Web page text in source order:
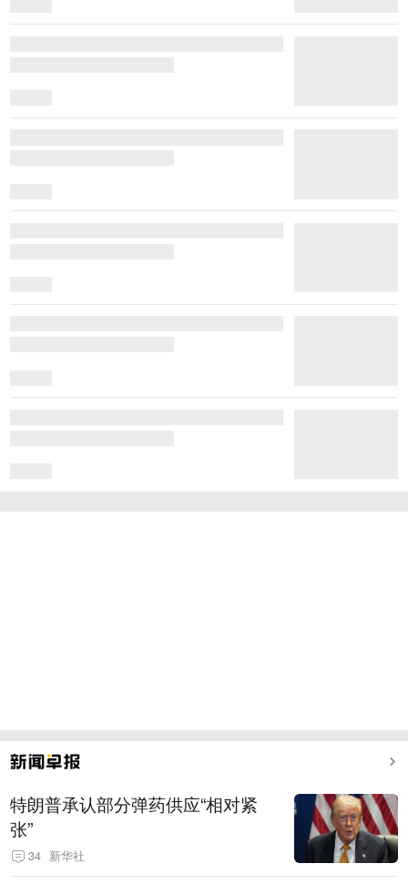
特朗普承认部分弹药供应“相对紧
张”
34 新华社